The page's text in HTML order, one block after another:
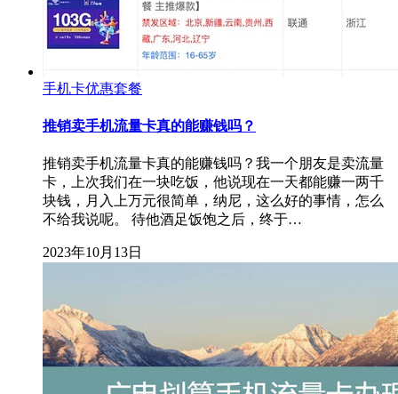
手机卡优惠套餐
推销卖手机流量卡真的能赚钱吗？
推销卖手机流量卡真的能赚钱吗？我一个朋友是卖流量
卡，上次我们在一块吃饭，他说现在一天都能赚一两千
块钱，月入上万元很简单，纳尼，这么好的事情，怎么
不给我说呢。 待他酒足饭饱之后，终于…
2023年10月13日